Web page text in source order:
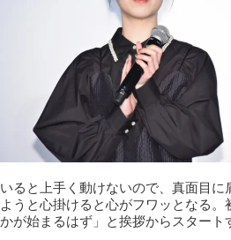
ると上手く動けないので、真面目
うと心掛けると心がフワッとなる。
が始まるはず」と挨拶からスタート